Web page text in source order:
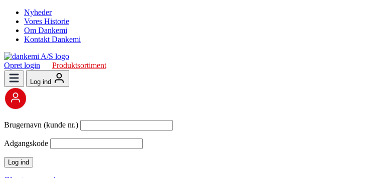
Nyheder
Vores Historie
Om Dankemi
Kontakt Dankemi
Opret login Produktsortiment
Log ind
Brugernavn (kunde nr.)
Adgangskode